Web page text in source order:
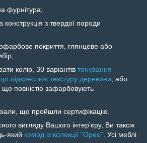
фурнітура;
конструкція з твердої породи
покриття, глянцеве або
колір, 30 варіантів тонування
підкреслює текстуру деревини , або
, що повністю зафарбовують
що пройшли сертифікацію.
вигляду Вашого інтерʼєру, Ви також
який комод із колекції “Орео” . Усі меблі